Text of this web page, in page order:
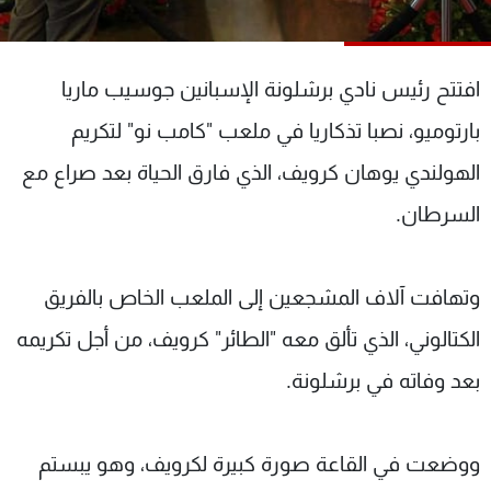
افتتح رئيس نادي برشلونة الإسبانين جوسيب ماريا
بارتوميو، نصبا تذكاريا في ملعب "كامب نو" لتكريم
الهولندي يوهان كرويف، الذي فارق الحياة بعد صراع مع
السرطان.
وتهافت آلاف المشجعين إلى الملعب الخاص بالفريق
الكتالوني، الذي تألق معه "الطائر" كرويف، من أجل تكريمه
بعد وفاته في برشلونة.
ووضعت في القاعة صورة كبيرة لكرويف، وهو يبستم
شاهد البرامج
عن MTV
الإنـتـاج
لاعلاناتكم
وظائف
تواصل معنا
شروط الإسـتخدام
سياسة الخصوصية